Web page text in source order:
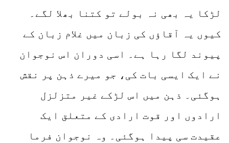
لڑکا یہ بھی نہ بولے تو کتنا بھلا لگے۔
کیوں یہ آقاؤں کی زبان میں غلام زبان کے
پیوند لگا رہا ہے۔ اسی دوران اس نوجوان
نے ایک ایسی بات کی، جو میرے ذہن پر نقش
ہوگئی۔ ذہن میں اس لڑکے غیر متزلزل
ارادوں اور قوت ارادی کے متعلق ایک
عقیدت سی پیدا ہوگئی۔ وہ نوجوان فرما